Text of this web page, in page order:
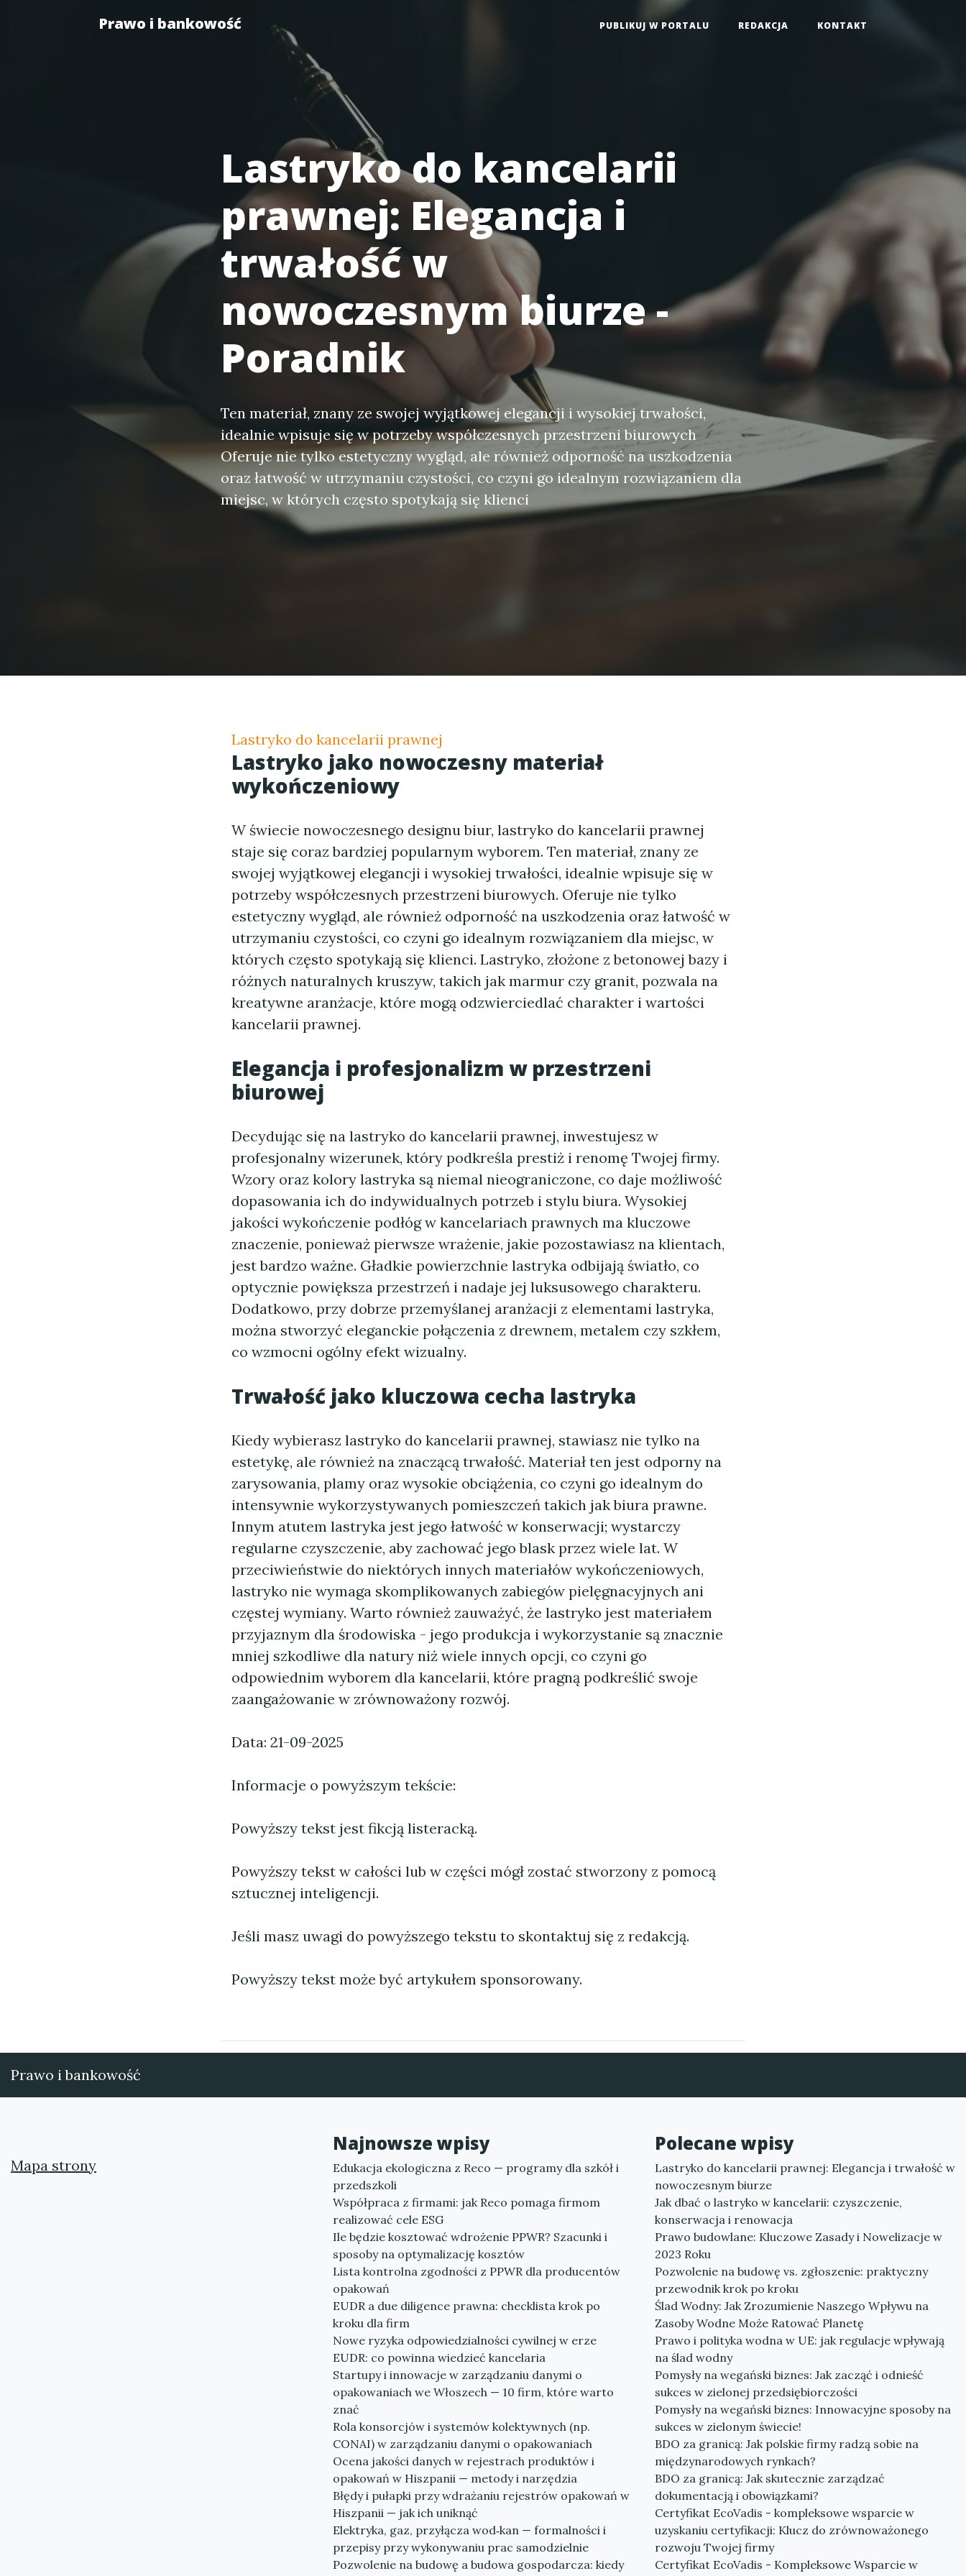
Prawo i bankowość PUBLIKUJ W PORTALU REDAKCJA KONTAKT
Lastryko do kancelarii
prawnej: Elegancja i
trwałość w
nowoczesnym biurze -
Poradnik
Ten materiał, znany ze swojej wyjątkowej elegancji i wysokiej trwałości,
idealnie wpisuje się w potrzeby współczesnych przestrzeni biurowych
Oferuje nie tylko estetyczny wygląd, ale również odporność na uszkodzenia
oraz łatwość w utrzymaniu czystości, co czyni go idealnym rozwiązaniem dla
miejsc, w których często spotykają się klienci
Lastryko do kancelarii prawnej
Lastryko jako nowoczesny materiał
wykończeniowy
W świecie nowoczesnego designu biur, lastryko do kancelarii prawnej
staje się coraz bardziej popularnym wyborem. Ten materiał, znany ze
swojej wyjątkowej elegancji i wysokiej trwałości, idealnie wpisuje się w
potrzeby współczesnych przestrzeni biurowych. Oferuje nie tylko
estetyczny wygląd, ale również odporność na uszkodzenia oraz łatwość w
utrzymaniu czystości, co czyni go idealnym rozwiązaniem dla miejsc, w
których często spotykają się klienci. Lastryko, złożone z betonowej bazy i
różnych naturalnych kruszyw, takich jak marmur czy granit, pozwala na
kreatywne aranżacje, które mogą odzwierciedlać charakter i wartości
kancelarii prawnej.
Elegancja i profesjonalizm w przestrzeni
biurowej
Decydując się na lastryko do kancelarii prawnej, inwestujesz w
profesjonalny wizerunek, który podkreśla prestiż i renomę Twojej firmy.
Wzory oraz kolory lastryka są niemal nieograniczone, co daje możliwość
dopasowania ich do indywidualnych potrzeb i stylu biura. Wysokiej
jakości wykończenie podłóg w kancelariach prawnych ma kluczowe
znaczenie, ponieważ pierwsze wrażenie, jakie pozostawiasz na klientach,
jest bardzo ważne. Gładkie powierzchnie lastryka odbijają światło, co
optycznie powiększa przestrzeń i nadaje jej luksusowego charakteru.
Dodatkowo, przy dobrze przemyślanej aranżacji z elementami lastryka,
można stworzyć eleganckie połączenia z drewnem, metalem czy szkłem,
co wzmocni ogólny efekt wizualny.
Trwałość jako kluczowa cecha lastryka
Kiedy wybierasz lastryko do kancelarii prawnej, stawiasz nie tylko na
estetykę, ale również na znaczącą trwałość. Materiał ten jest odporny na
zarysowania, plamy oraz wysokie obciążenia, co czyni go idealnym do
intensywnie wykorzystywanych pomieszczeń takich jak biura prawne.
Innym atutem lastryka jest jego łatwość w konserwacji; wystarczy
regularne czyszczenie, aby zachować jego blask przez wiele lat. W
przeciwieństwie do niektórych innych materiałów wykończeniowych,
lastryko nie wymaga skomplikowanych zabiegów pielęgnacyjnych ani
częstej wymiany. Warto również zauważyć, że lastryko jest materiałem
przyjaznym dla środowiska - jego produkcja i wykorzystanie są znacznie
mniej szkodliwe dla natury niż wiele innych opcji, co czyni go
odpowiednim wyborem dla kancelarii, które pragną podkreślić swoje
zaangażowanie w zrównoważony rozwój.
Data: 21-09-2025
Informacje o powyższym tekście:
Powyższy tekst jest fikcją listeracką.
Powyższy tekst w całości lub w części mógł zostać stworzony z pomocą
sztucznej inteligencji.
Jeśli masz uwagi do powyższego tekstu to skontaktuj się z redakcją.
Powyższy tekst może być artykułem sponsorowany.
Prawo i bankowość
Mapa strony
Najnowsze wpisy
Edukacja ekologiczna z Reco — programy dla szkół i
przedszkoli
Współpraca z firmami: jak Reco pomaga firmom
realizować cele ESG
Ile będzie kosztować wdrożenie PPWR? Szacunki i
sposoby na optymalizację kosztów
Lista kontrolna zgodności z PPWR dla producentów
opakowań
EUDR a due diligence prawna: checklista krok po
kroku dla firm
Nowe ryzyka odpowiedzialności cywilnej w erze
EUDR: co powinna wiedzieć kancelaria
Startupy i innowacje w zarządzaniu danymi o
opakowaniach we Włoszech — 10 firm, które warto
znać
Rola konsorcjów i systemów kolektywnych (np.
CONAI) w zarządzaniu danymi o opakowaniach
Ocena jakości danych w rejestrach produktów i
opakowań w Hiszpanii — metody i narzędzia
Błędy i pułapki przy wdrażaniu rejestrów opakowań w
Hiszpanii — jak ich uniknąć
Elektryka, gaz, przyłącza wod‑kan — formalności i
przepisy przy wykonywaniu prac samodzielnie
Pozwolenie na budowę a budowa gospodarcza: kiedy
Polecane wpisy
Lastryko do kancelarii prawnej: Elegancja i trwałość w
nowoczesnym biurze
Jak dbać o lastryko w kancelarii: czyszczenie,
konserwacja i renowacja
Prawo budowlane: Kluczowe Zasady i Nowelizacje w
2023 Roku
Pozwolenie na budowę vs. zgłoszenie: praktyczny
przewodnik krok po kroku
Ślad Wodny: Jak Zrozumienie Naszego Wpływu na
Zasoby Wodne Może Ratować Planetę
Prawo i polityka wodna w UE: jak regulacje wpływają
na ślad wodny
Pomysły na wegański biznes: Jak zacząć i odnieść
sukces w zielonej przedsiębiorczości
Pomysły na wegański biznes: Innowacyjne sposoby na
sukces w zielonym świecie!
BDO za granicą: Jak polskie firmy radzą sobie na
międzynarodowych rynkach?
BDO za granicą: Jak skutecznie zarządzać
dokumentacją i obowiązkami?
Certyfikat EcoVadis - kompleksowe wsparcie w
uzyskaniu certyfikacji: Klucz do zrównoważonego
rozwoju Twojej firmy
Certyfikat EcoVadis - Kompleksowe Wsparcie w